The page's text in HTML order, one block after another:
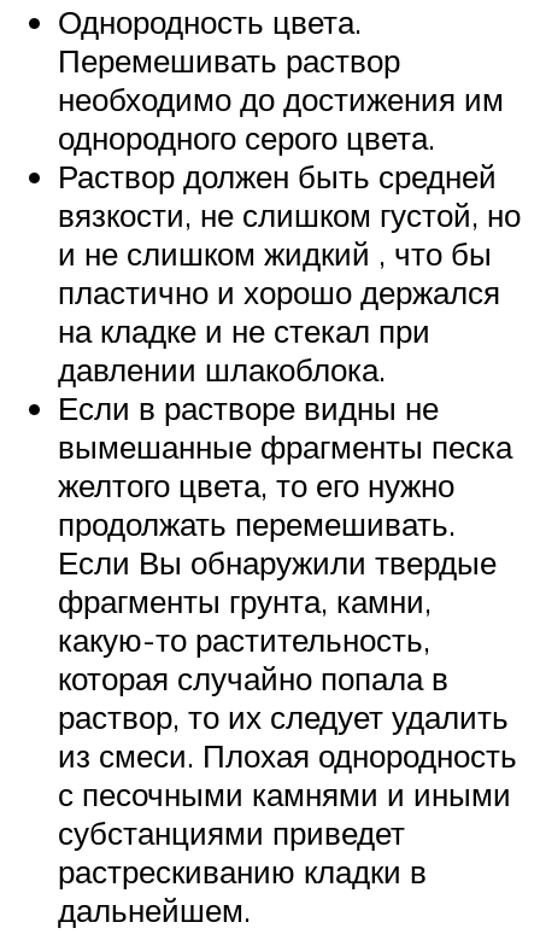
Однородность цвета.
Перемешивать раствор
необходимо до достижения им
однородного серого цвета.
Раствор должен быть средней
вязкости, не слишком густой, но
и не слишком жидкий , что бы
пластично и хорошо держался
на кладке и не стекал при
давлении шлакоблока.
Если в растворе видны не
вымешанные фрагменты песка
желтого цвета, то его нужно
продолжать перемешивать.
Если Вы обнаружили твердые
фрагменты грунта, камни,
какую-то растительность,
которая случайно попала в
раствор, то их следует удалить
из смеси. Плохая однородность
с песочными камнями и иными
субстанциями приведет
растрескиванию кладки в
дальнейшем.